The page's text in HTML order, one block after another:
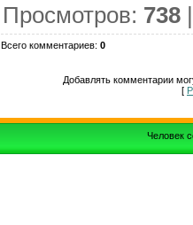
Просмотров: 738
Всего комментариев: 0
Добавлять комментарии
[
Человек